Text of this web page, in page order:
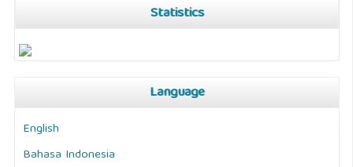
Statistics
Language
English
Bahasa Indonesia